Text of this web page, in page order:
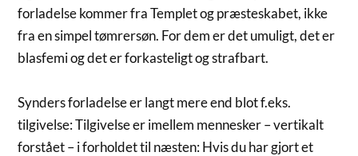
forladelse kommer fra Templet og præsteskabet, ikke
fra en simpel tømrersøn. For dem er det umuligt, det er
blasfemi og det er forkasteligt og strafbart.
Synders forladelse er langt mere end blot f.eks.
tilgivelse: Tilgivelse er imellem mennesker – vertikalt
forstået – i forholdet til næsten: Hvis du har gjort et